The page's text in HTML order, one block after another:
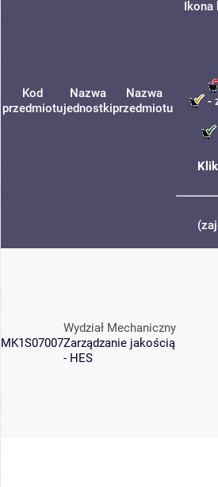
Kod
przedmiotu
Nazwa
jednostki
Nazwa
przedmiotu
Ikona
-
MK1S07007
Wydział Mechaniczny
Zarządzanie jakością
- HES